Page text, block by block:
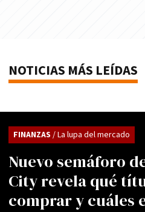
NOTICIAS MÁS LEÍDAS
Nuevo semáforo
City revela qué
comprar y cuáles
FINANZAS / La lupa del mercado